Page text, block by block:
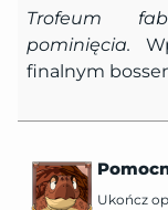
Trofeum
pominięcia.
finalnym
Ukończ